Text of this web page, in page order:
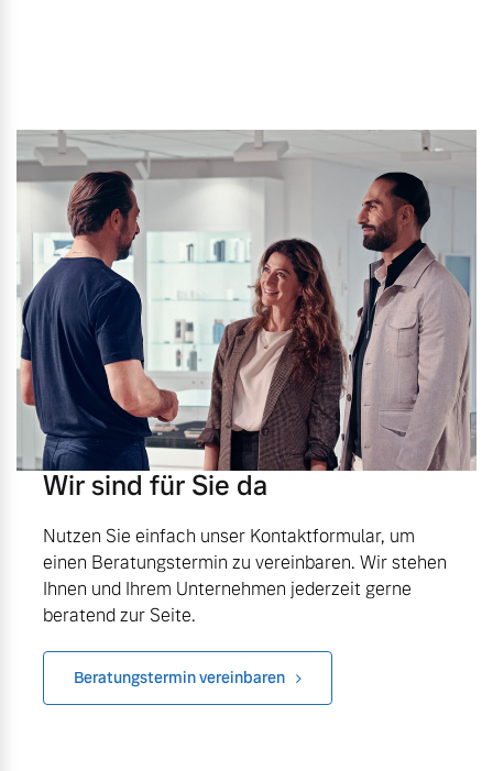
Wir sind für Sie da
Nutzen Sie einfach unser Kontaktformular, um
einen Beratungstermin zu vereinbaren. Wir stehen
Ihnen und Ihrem Unternehmen jederzeit gerne
beratend zur Seite.
Beratungstermin vereinbaren